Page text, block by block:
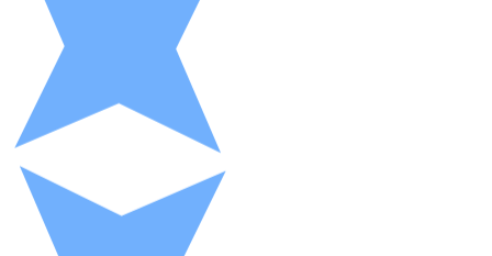
XRP
XRP
Ver todo
Efectivo